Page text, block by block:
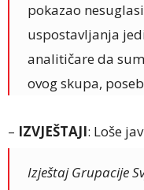
pokazao
uspostavljanja
analitičare da
ovog skupa,
– IZVJEŠTAJI: Loše
Izještaj Grupacije